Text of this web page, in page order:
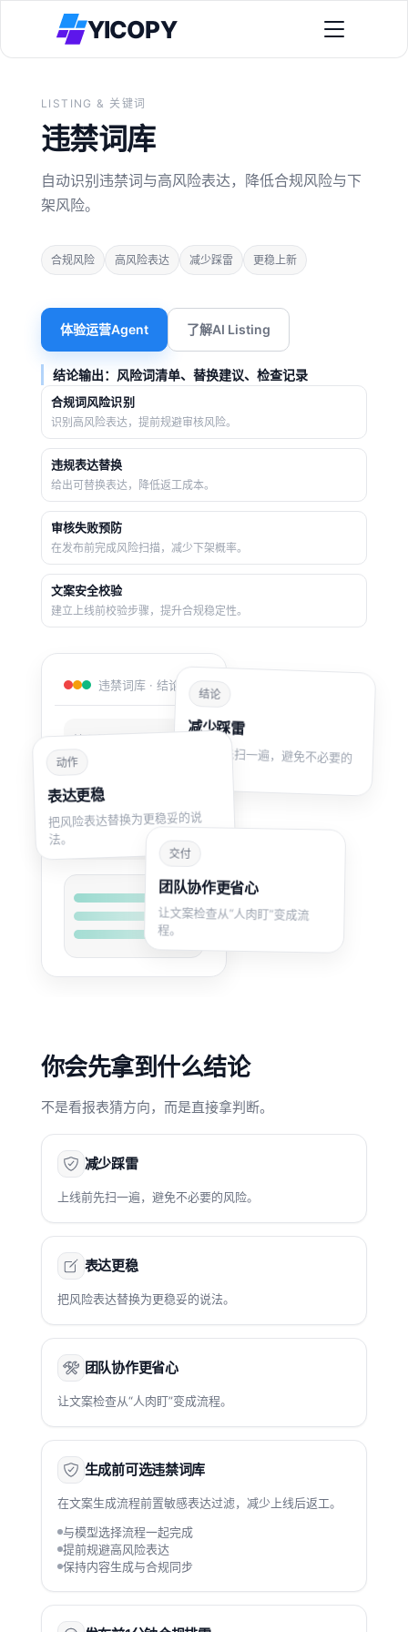
YICOPY
全景类目透视 Agent
先判断类目是蓝海还是红海，再决定做不做。
全景竞品透视 Agent
全景竞品搜索 Agent
全景关键词 Agent
全景广告架构 Agent
给出可执行投放结构，先稳ACOS再放量。
新品冷启动方案
老品提效方案
选品切入方案
先判战场，再锁定可突破目标。
视觉转化方案
围绕卖点生产图片与视频，配合投放迭代。
客户案例
看真实卖家如何提升自然单与投放效率。
免费工具
免费工具与流程资产，辅助日常执行。
插件下载
安装扩展，启动自动化采集与验证。
关于我们
核心价值与愿景
隐私政策
隐私与合规
LISTING & 关键词
违禁词库
自动识别违禁词与高风险表达，降低合规风险与下
架风险。
合规风险 高风险表达 减少踩雷 更稳上新
体验运营Agent 了解AI Listing
结论输出：风险词清单、替换建议、检查记录
合规词风险识别
识别高风险表达，提前规避审核风险。
违规表达替换
给出可替换表达，降低返工成本。
审核失败预防
在发布前完成风险扫描，减少下架概率。
文案安全校验
建立上线前校验步骤，提升合规稳定性。
违禁词库 · 结论看板
核心结论模块
可执行交付项
3
结论
减少踩雷
上线前先扫一遍，避免不必要的
动作
表达更稳
把风险表达替换为更稳妥的说
法。
交付
团队协作更省心
让文案检查从“人肉盯”变成流
程。
你会先拿到什么结论
不是看报表猜方向，而是直接拿判断。
减少踩雷
上线前先扫一遍，避免不必要的风险。
表达更稳
把风险表达替换为更稳妥的说法。
团队协作更省心
让文案检查从“人肉盯”变成流程。
生成前可选违禁词库
在文案生成流程前置敏感表达过滤，减少上线后返工。
与模型选择流程一起完成
提前规避高风险表达
保持内容生成与合规同步